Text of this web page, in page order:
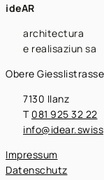
ideAR
architectura
e realisaziun sa
Obere
7130 Ilanz
T 081 925 32 22
info@idear.swiss
Impressum
Datenschutz